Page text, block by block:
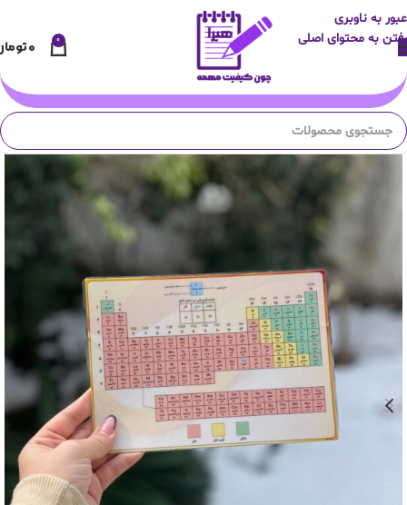
عبور به ناوبری
رفتن به محتوای اصلی
0 ۰